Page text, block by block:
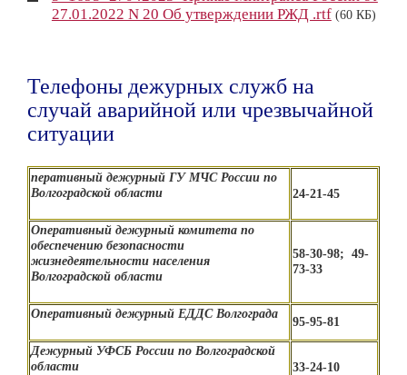
27.01.2022 N 20 Об утверждении РЖД .rtf (60 КБ)
Телефоны дежурных служб на
случай аварийной или чрезвычайной
ситуации
перативный дежурный ГУ МЧС России по
Волгоградской области
24-21-45
Оперативный дежурный комитета по
обеспечению безопасности
жизнедеятельности населения
Волгоградской области
58-30-98; 49-
73-33
Оперативный дежурный ЕДДС Волгограда
95-95-81
Дежурный УФСБ России по Волгоградской
области
33-24-10